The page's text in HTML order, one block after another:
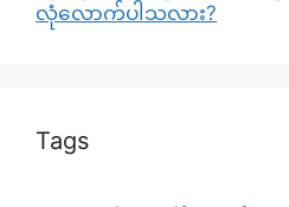
လုံလောက်ပါသလား?
Tags